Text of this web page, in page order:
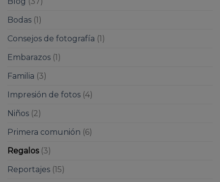
Bodas (1)
Consejos de fotografía (1)
Embarazos (1)
Familia (3)
Impresión de fotos (4)
Niños (2)
Primera comunión (6)
Regalos(3)
Reportajes (15)